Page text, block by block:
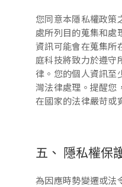
您同意本隱私權政策
處所列目的蒐集和處
資訊可能會在蒐集所
庭科技將致力於遵守
律。您的個人資訊至
灣法律處理。提醒您
在國家的法律嚴苛或
五、 隱私權保
為因應時勢變遷或法